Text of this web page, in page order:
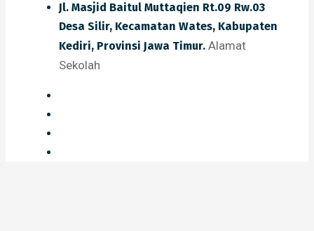
Jl. Masjid Baitul Muttaqien Rt.09 Rw.03
Desa Silir, Kecamatan Wates, Kabupaten
Kediri, Provinsi Jawa Timur. Alamat
Sekolah